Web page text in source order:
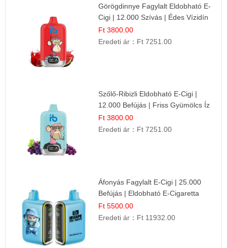
Görögdinnye Fagylalt Eldobható E-
Cigi | 12.000 Szívás | Édes Vízidín
Íz
Ft 3800.00
Eredeti ár： Ft 7251.00
Szőlő-Ribizli Eldobható E-Cigi |
12.000 Befújás | Friss Gyümölcs Íz
Ft 3800.00
Eredeti ár： Ft 7251.00
Áfonyás Fagylalt E-Cigi | 25.000
Befújás | Eldobható E-Cigaretta
Ft 5500.00
Eredeti ár： Ft 11932.00